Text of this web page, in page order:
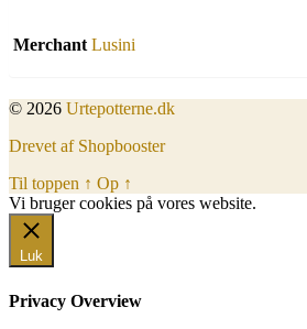
Merchant Lusini
© 2026 Urtepotterne.dk
Drevet af Shopbooster
Til toppen ↑ Op ↑
Vi bruger cookies på vores website.
Luk
Privacy Overview